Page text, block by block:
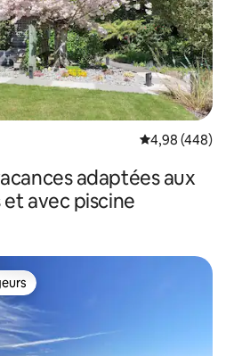
Évaluation
4,98 (448)
adaptées aux
avec piscine
les plus appréciés